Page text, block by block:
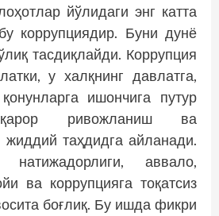
йўлидаги энг катта
коррупциядир. Буни дунё
тасдиқлайди. Коррупция
у халқнинг давлатга,
ишончига путур
ривожланиш ва
жиддий таҳдидга айланади.
натижадорлиги, аввало,
ва коррупцияга тоқатсиз
боғлиқ. Бу ишда фикри